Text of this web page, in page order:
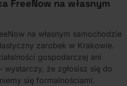
FreeNow na własnym
na własnym samochodzie
zarobek w Krakowie.
gospodarczej ani
że zgłosisz się do
się formalnościami.